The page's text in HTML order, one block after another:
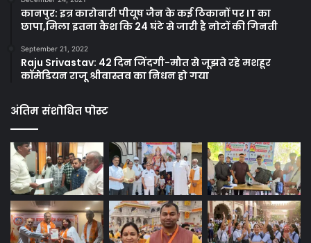
कानपुर: इत्र कारोबारी पीयूष जैन के कई ठिकानों पर IT का
छापा,मिला इतना कैश कि 24 घंटे से जारी है नोटों की गिनती
September 21, 2022
Raju Srivastav: 42 दिन जिंदगी-मौत से जूझते रहे मशहूर
कॉमेडियन राजू श्रीवास्तव का निधन हो गया
अंतिम संशोधित पोस्ट